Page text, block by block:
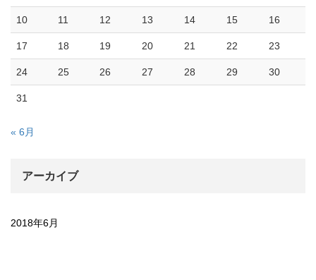
10 11 12 13 14 15 16
17 18 19 20 21 22 23
24 25 26 27 28 29 30
31
« 6月
アーカイブ
2018年6月